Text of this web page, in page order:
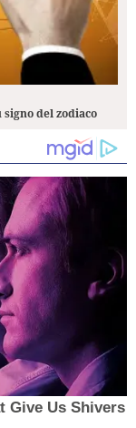
del zodiaco
Give Us Shivers